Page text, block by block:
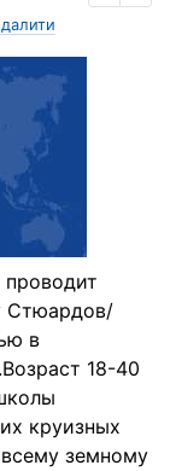
Стюардов/
в
18-40
круизных
земному